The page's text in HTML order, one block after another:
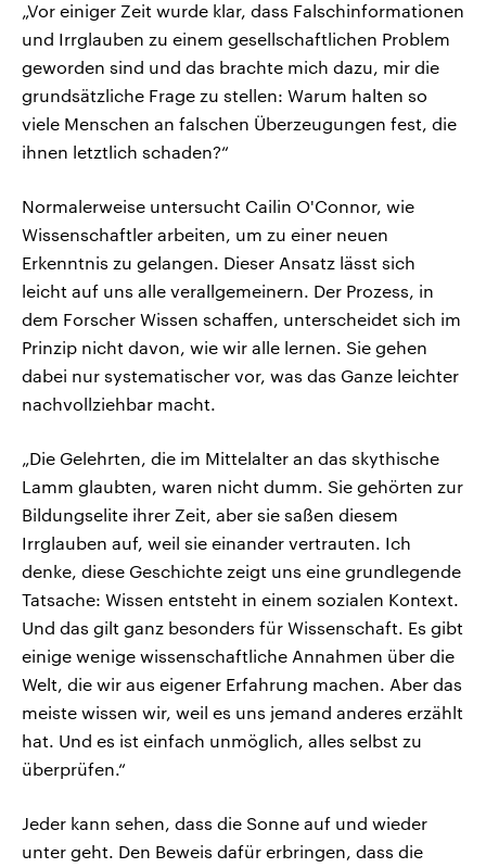
„Vor einiger Zeit wurde klar, dass Falschinformationen
und Irrglauben zu einem gesellschaftlichen Problem
geworden sind und das brachte mich dazu, mir die
grundsätzliche Frage zu stellen: Warum halten so
viele Menschen an falschen Überzeugungen fest, die
ihnen letztlich schaden?“
Normalerweise untersucht Cailin O'Connor, wie
Wissenschaftler arbeiten, um zu einer neuen
Erkenntnis zu gelangen. Dieser Ansatz lässt sich
leicht auf uns alle verallgemeinern. Der Prozess, in
dem Forscher Wissen schaffen, unterscheidet sich im
Prinzip nicht davon, wie wir alle lernen. Sie gehen
dabei nur systematischer vor, was das Ganze leichter
nachvollziehbar macht.
„Die Gelehrten, die im Mittelalter an das skythische
Lamm glaubten, waren nicht dumm. Sie gehörten zur
Bildungselite ihrer Zeit, aber sie saßen diesem
Irrglauben auf, weil sie einander vertrauten. Ich
denke, diese Geschichte zeigt uns eine grundlegende
Tatsache: Wissen entsteht in einem sozialen Kontext.
Und das gilt ganz besonders für Wissenschaft. Es gibt
einige wenige wissenschaftliche Annahmen über die
Welt, die wir aus eigener Erfahrung machen. Aber das
meiste wissen wir, weil es uns jemand anderes erzählt
hat. Und es ist einfach unmöglich, alles selbst zu
überprüfen.“
Jeder kann sehen, dass die Sonne auf und wieder
unter geht. Den Beweis dafür erbringen, dass die